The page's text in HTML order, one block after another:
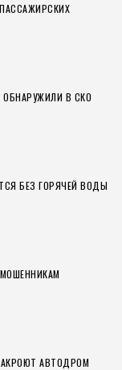
ОБНАРУЖИЛИ В СКО
БЕЗ ГОРЯЧЕЙ ВОДЫ
АВТОДРОМ